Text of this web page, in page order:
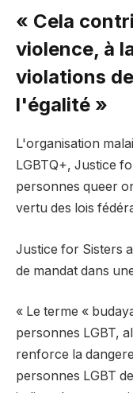
« Cela
violence, à
violations
l'égalité »
L'organisation
LGBTQ+, Justice
personnes queer
vertu des lois
Justice for Sisters
de mandat dans
« Le terme «
personnes LGBT,
renforce la
personnes LGBT